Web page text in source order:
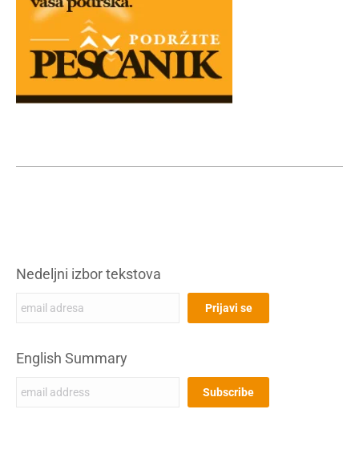
Nedeljni izbor tekstova
English Summary